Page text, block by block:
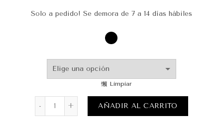
Solo a pedido! Se demora de 7 a 14 días hábiles
Limpiar
Elegancia de Capricornio cantidad
AÑADIR AL CARRITO